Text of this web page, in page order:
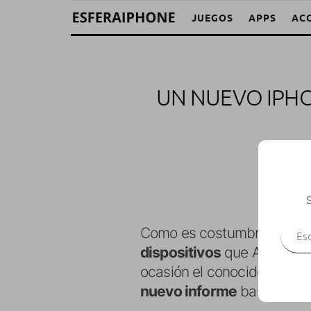
JUEGOS APPS
UN NUEVO
Como es costumbre
dispositivosque Apple
ocasión el conocido
nuevo informe basado en